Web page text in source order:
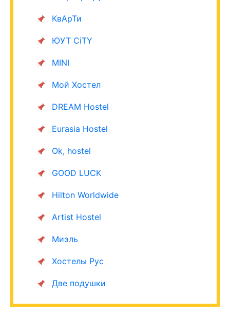
КвАрТи
ЮУТ CiTY
MINI
Мой Хостел
DREAM Hostel
Eurasia Hostel
Ok, hostel
GOOD LUCK
Hilton Worldwide
Artist Hostel
Миэль
Хостелы Рус
Две подушки